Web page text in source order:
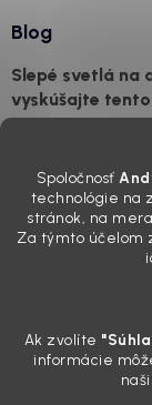
Spoločnosť
technológie na
stránok, na
Za týmto účelom
Ak zvolíte
informácie
Blog
Slepé svetlá na
vyskúšajte
skutočnosti je?
mliečny, drsný
svoje, plexisklo
Zabudnite na
Poznáte ten
„upratanom“ aute,
mriežkach